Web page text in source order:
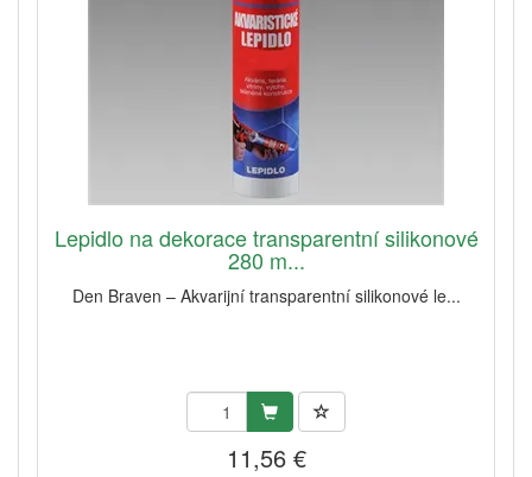
Lepidlo na dekorace transparentní silikonové
280 m...
Den Braven – Akvarijní transparentní silikonové le...
11,56 €